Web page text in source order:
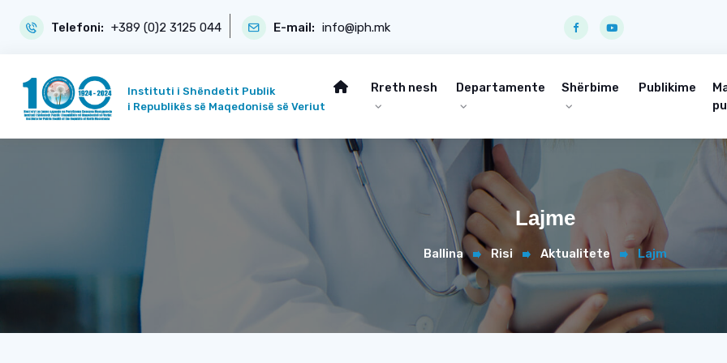
Telefoni: +389 (0)2 3125 044 E-mail: info@iph.mk
Instituti i Shëndetit Publik
i Republikës së Maqedonisë së Veriut
Rreth nesh Departamente Shërbime Publikime
Lajme
Ballina Risi Aktualitete Lajm